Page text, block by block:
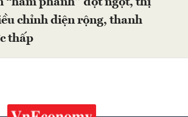
chỉnh diện rộng, thanh
thấp